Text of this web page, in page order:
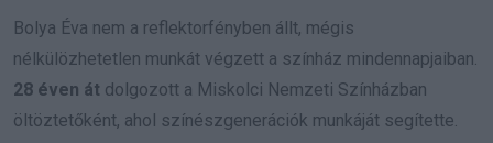
Bolya Éva nem a reflektorfényben állt, mégis
nélkülözhetetlen munkát végzett a színház mindennapjaiban.
28 éven át dolgozott a Miskolci Nemzeti Színházban
öltöztetőként, ahol színészgenerációk munkáját segítette.